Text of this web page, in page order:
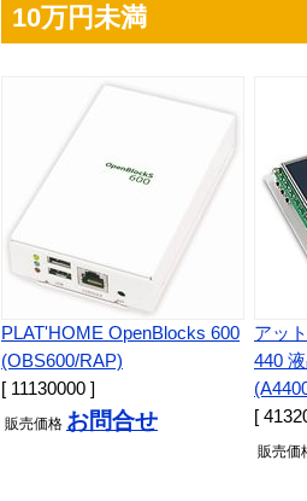
10万円未満
PLAT'HOME OpenBlocks 600
(OBS600/RAP)
[ 11130000 ]
販売価格 お問合せ
アッ
440
[
販売価